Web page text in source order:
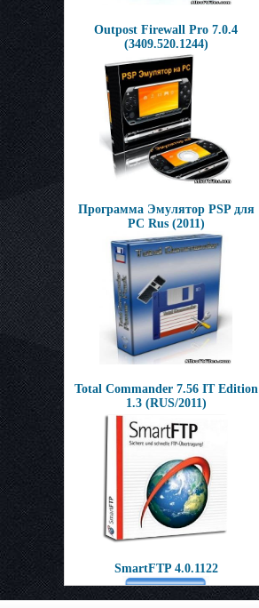
Outpost Firewall Pro 7.0.4
(3409.520.1244)
Программа Эмулятор PSP для
PC Rus (2011)
Total Commander 7.56 IT Edition
1.3 (RUS/2011)
SmartFTP 4.0.1122